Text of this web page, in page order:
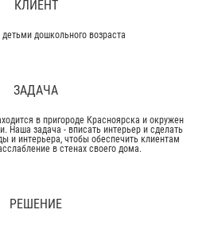
КЛИЕНТ
дошкольного возраста
ЗАДАЧА
в пригороде Красноярска и окружен
задача - вписать интерьер и сделать
и интерьера, чтобы обеспечить клиентам
в стенах своего дома.
РЕШЕНИЕ